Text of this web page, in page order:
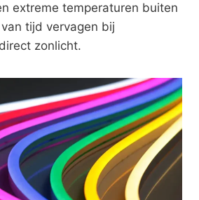
extreme temperaturen buiten
tijd vervagen bij
zonlicht.